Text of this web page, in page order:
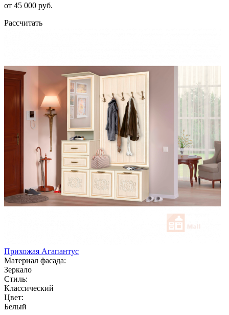
от 45 000 руб.
Рассчитать
Прихожая Агапантус
Материал фасада:
Зеркало
Стиль:
Классический
Цвет:
Белый